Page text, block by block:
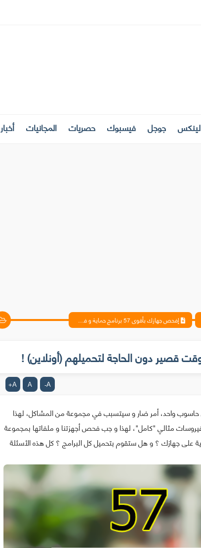
لينكس جوجل فيسبوك حصريات المجانيات أخبار
إفحص جهازك بأقوى 57 برنامج حماية و في وقت قصير دون الحاجة لتحميلهم (أونلاين) !
A
-
A
A
+
حاسوب واحد، أمر ضار و سيتسبب في مجموعة من المشاكل، لهذا
مثالي "كامل"، لهذا و جب فحص أجهزتنا و ملفاتها بمجموعة
جهازك ؟ و هل ستقوم بتحميل كل البرامج ؟ كل هذه الأسئلة